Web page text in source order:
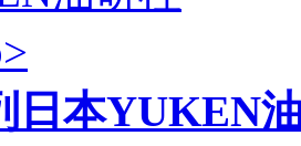
日本YUKEN